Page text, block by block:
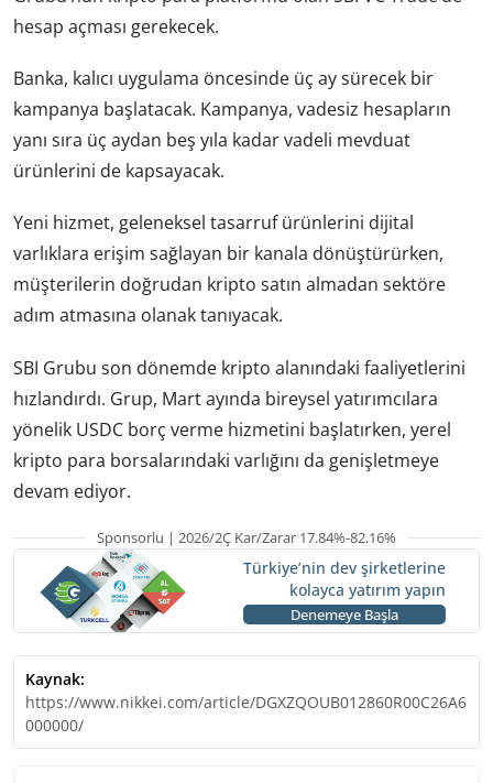
hesap açması gerekecek.
Banka, kalıcı uygulama öncesinde üç ay sürecek bir
kampanya başlatacak. Kampanya, vadesiz hesapların
yanı sıra üç aydan beş yıla kadar vadeli mevduat
ürünlerini de kapsayacak.
Yeni hizmet, geleneksel tasarruf ürünlerini dijital
varlıklara erişim sağlayan bir kanala dönüştürürken,
müşterilerin doğrudan kripto satın almadan sektöre
adım atmasına olanak tanıyacak.
SBI Grubu son dönemde kripto alanındaki faaliyetlerini
hızlandırdı. Grup, Mart ayında bireysel yatırımcılara
yönelik USDC borç verme hizmetini başlatırken, yerel
kripto para borsalarındaki varlığını da genişletmeye
devam ediyor.
Sponsorlu | 2026/2Ç Kar/Zarar 17.84%-82.16%
Türkiye’nin dev şirketlerine
kolayca yatırım yapın
Denemeye Başla
Kaynak:
https://www.nikkei.com/article/DGXZQOUB012860R00C26A6
000000/